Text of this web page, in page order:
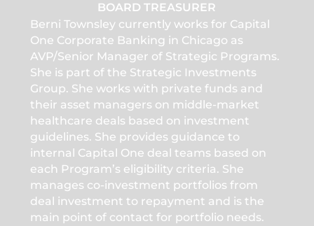
BOARD TREASURER
Berni Townsley currently works for Capital
One Corporate Banking in Chicago as
AVP/Senior Manager of Strategic Programs.
She is part of the Strategic Investments
Group. She works with private funds and
their asset managers on middle-market
healthcare deals based on investment
guidelines. She provides guidance to
internal Capital One deal teams based on
each Program’s eligibility criteria. She
manages co-investment portfolios from
deal investment to repayment and is the
main point of contact for portfolio needs.